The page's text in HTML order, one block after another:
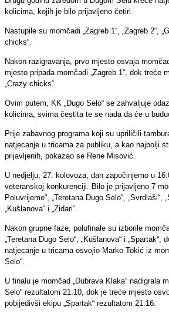
kolicima, kojih je bilo prijavljeno četiri.
Nastupile su momčadi „Zagreb 1“, „Zagreb 2“,
chicks“.
Nakon razigravanja, prvo mjesto osvaja
mjesto pripada momčadi „Zagreb 1“, dok treće
„Crazy chicks“.
Ovim putem, KK „Dugo Selo“ se zahvaljuje
kolicima, svima čestita te se nada da će u
Prije zabavnog programa koji su upriličili
natjecanje u tricama za publiku, a kao najbolji
prijavljenih, pokazao se Rene Misović.
U nedjelju, 27. kolovoza, dan započinjemo u
veteranskoj konkurenciji. Bilo je prijavljeno 7
Poluvrijeme“, „Teretana Dugo Selo“, „Svrdlaši“,
„Kušlanova“ i „Zidari“.
Nakon grupne faze, polufinale su izborile
„Teretana Dugo Selo“, „Kušlanova“ i
natjecanje u tricama osvojio Marko Tokić iz
Selo“.
U finalu je momčad „Dubrava Klaka“ nadigrala
Selo“ rezultatom 21:10, dok je treće mjesto
pobijedivši ekipu „Spartak“ rezultatom 21:16.